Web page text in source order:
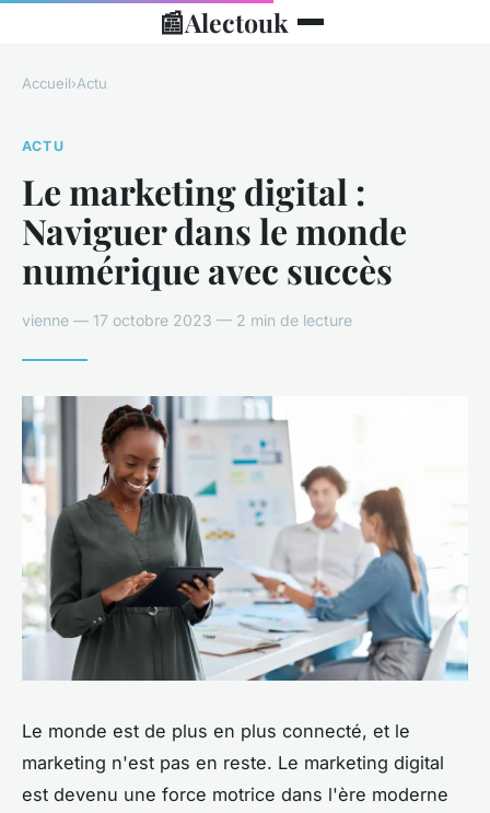
📰Alectouk
Accueil›Actu
ACTU
Le marketing digital :
Naviguer dans le monde
numérique avec succès
vienne — 17 octobre 2023 — 2 min de lecture
Le monde est de plus en plus connecté, et le
marketing n'est pas en reste. Le marketing digital
est devenu une force motrice dans l'ère moderne